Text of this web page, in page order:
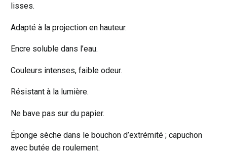
lisses.
Adapté à la projection en hauteur.
Encre soluble dans l’eau.
Couleurs intenses, faible odeur.
Résistant à la lumière.
Ne bave pas sur du papier.
Éponge sèche dans le bouchon d’extrémité ; capuchon
avec butée de roulement.